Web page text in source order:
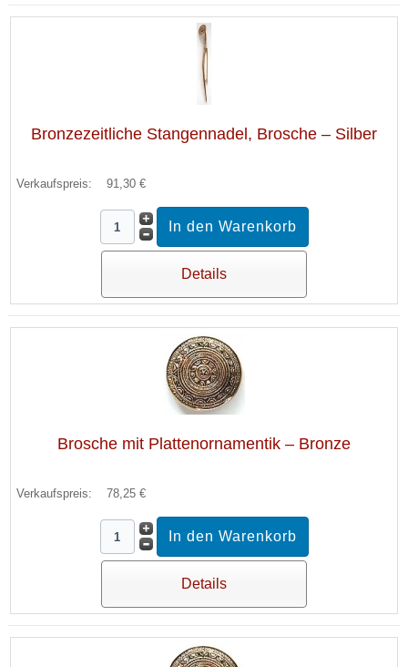
Bronzezeitliche Stangennadel, Brosche – Silber
Verkaufspreis: 91,30 €
Details
Brosche mit Plattenornamentik – Bronze
Verkaufspreis: 78,25 €
Details